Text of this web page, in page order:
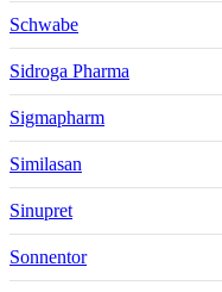
Schwabe
Sidroga Pharma
Sigmapharm
Similasan
Sinupret
Sonnentor